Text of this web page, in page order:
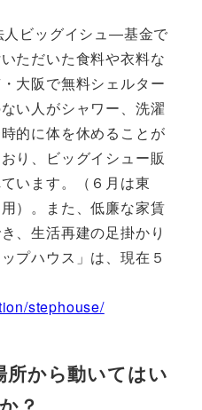
人ビッグイシュ―基金で
ただいた食料や衣料な
大阪で無料シェルター
い人がシャワー、洗濯
的に体を休めることが
り、ビッグイシュー販
います。（６月は東
）。また、低廉な家賃
、生活再建の足掛かり
プハウス」は、現在５
stephouse/
所から動いてはい